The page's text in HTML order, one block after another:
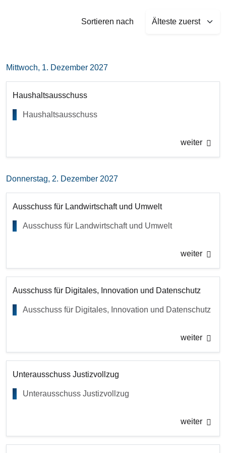
Sortieren nach
Sort by
Mittwoch, 1. Dezember 2027
Haushaltsausschuss
Haushaltsausschuss
weiter
Donnerstag, 2. Dezember 2027
Ausschuss für Landwirtschaft und Umwelt
Ausschuss für Landwirtschaft und Umwelt
weiter
Ausschuss für Digitales, Innovation und Datenschutz
Ausschuss für Digitales, Innovation und Datenschutz
weiter
Unterausschuss Justizvollzug
Unterausschuss Justizvollzug
weiter